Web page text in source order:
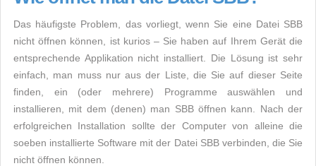
Das häufigste Problem, das vorliegt, wenn Sie eine Datei SBB
nicht öffnen können, ist kurios – Sie haben auf Ihrem Gerät die
entsprechende Applikation nicht installiert. Die Lösung ist sehr
einfach, man muss nur aus der Liste, die Sie auf dieser Seite
finden, ein (oder mehrere) Programme auswählen und
installieren, mit dem (denen) man SBB öffnen kann. Nach der
erfolgreichen Installation sollte der Computer von alleine die
soeben installierte Software mit der Datei SBB verbinden, die Sie
nicht öffnen können.